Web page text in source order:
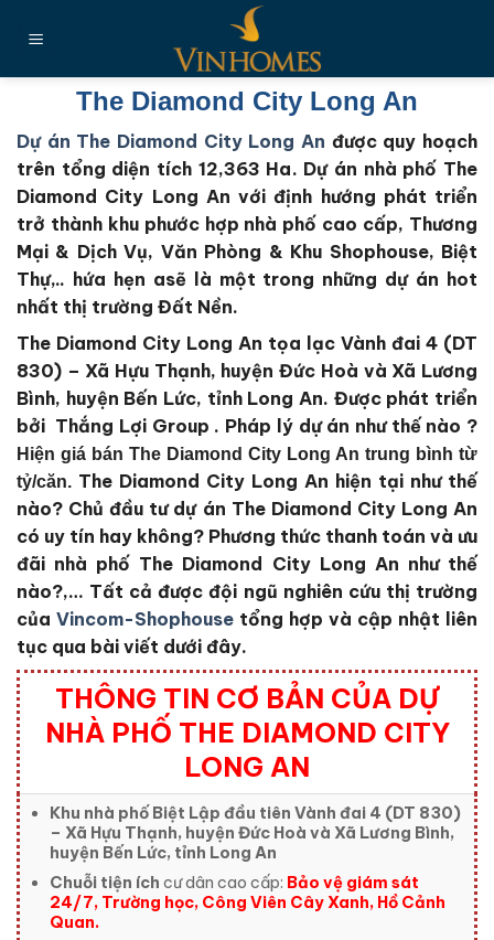
đến
The Diamond City Long An
Dự án The Diamond City Long An được quy hoạch
trên tổng diện tích 12,363 Ha. Dự án nhà phố The
Diamond City Long An với định hướng phát triển
trở thành khu phước hợp nhà phố cao cấp, Thương
Mại & Dịch Vụ, Văn Phòng & Khu Shophouse, Biệt
Thự,.. hứa hẹn asẽ là một trong những dự án hot
nhất thị trường Đất Nền.
The Diamond City Long An tọa lạc Vành đai 4 (DT
830) – Xã Hựu Thạnh, huyện Đức Hoà và Xã Lương
Bình, huyện Bến Lức, tỉnh Long An. Được phát triển
bởi Thắng Lợi Group . Pháp lý dự án như thế nào ?
Hiện giá bán The Diamond City Long An trung bình từ
tỷ/căn. The Diamond City Long An hiện tại như thế
nào? Chủ đầu tư dự án The Diamond City Long An
có uy tín hay không? Phương thức thanh toán và ưu
đãi nhà phố The Diamond City Long An như thế
nào?,… Tất cả được đội ngũ nghiên cứu thị trường
của Vincom-Shophouse tổng hợp và cập nhật liên
tục qua bài viết dưới đây.
THÔNG TIN CƠ BẢN CỦA DỰ
NHÀ PHỐ THE DIAMOND CITY
LONG AN
Khu nhà phố Biệt Lập đầu tiên Vành đai 4 (DT 830)
– Xã Hựu Thạnh, huyện Đức Hoà và Xã Lương Bình,
huyện Bến Lức, tỉnh Long An
Chuỗi tiện ích cư dân cao cấp: Bảo vệ giám sát
24/7, Trường học, Công Viên Cây Xanh, Hồ Cảnh
Quan.